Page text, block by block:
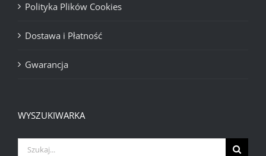
Polityka Plików Cookies
Dostawa i Płatność
Gwarancja
WYSZUKIWARKA
Szukaj